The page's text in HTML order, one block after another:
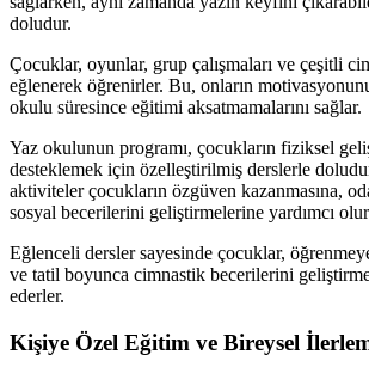
doludur.
Çocuklar, oyunlar, grup çalışmaları ve çeşitli
eğlenerek öğrenirler. Bu, onların
okulu süresince eğitimi aksatmamalarını sağlar.
Yaz okulunun programı, çocukların fiziksel
desteklemek için özelleştirilmiş derslerle
aktiviteler çocukların özgüven kazanmasına,
sosyal becerilerini geliştirmelerine yardımcı
Eğlenceli dersler sayesinde çocuklar,
ve tatil boyunca cimnastik becerilerini geliştirme
ederler.
Kişiye Özel Eğitim ve Bireysel